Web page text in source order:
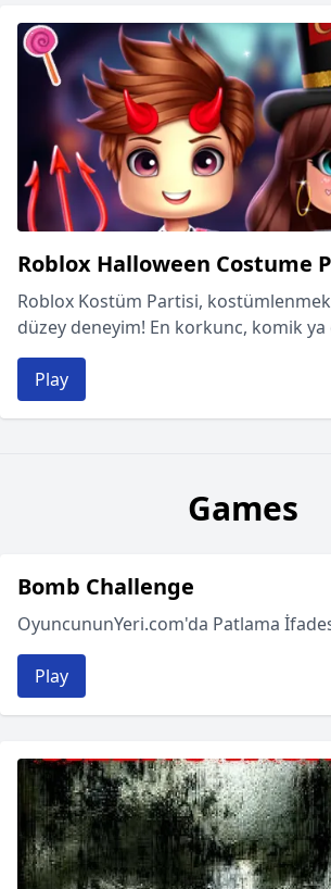
Roblox Halloween Costume
Roblox Kostüm Partisi,
düzey deneyim! En korkunc, komik ya
Play
Games
Bomb Challenge
OyuncununYeri.com'da Patlama
Play